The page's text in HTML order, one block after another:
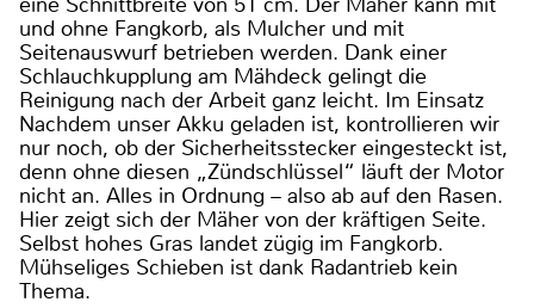
und ohne Fangkorb, als Mulcher und mit
Seitenauswurf betrieben werden. Dank einer
Schlauchkupplung am Mähdeck gelingt die
Reinigung nach der Arbeit ganz leicht. Im Einsatz
Nachdem unser Akku geladen ist, kontrollieren wir
nur noch, ob der Sicherheitsstecker eingesteckt ist,
denn ohne diesen „Zündschlüssel“ läuft der Motor
nicht an. Alles in Ordnung – also ab auf den Rasen.
Hier zeigt sich der Mäher von der kräftigen Seite.
Selbst hohes Gras landet zügig im Fangkorb.
Mühseliges Schieben ist dank Radantrieb kein
Thema.